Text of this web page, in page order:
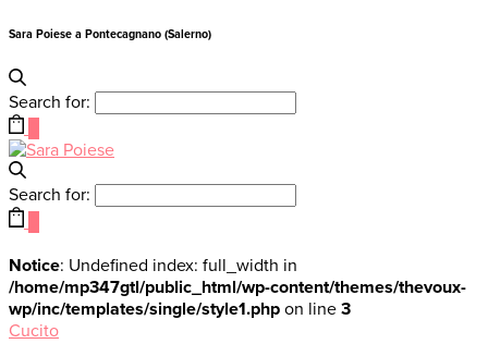
Sara Poiese a Pontecagnano (Salerno)
Search for:
Search for:
Notice: Undefined index: full_width in
/home/mp347gtl/public_html/wp-content/themes/thevoux-
wp/inc/templates/single/style1.php on line 3
Cucito